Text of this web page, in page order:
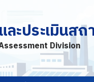
ละประเมินส
Division